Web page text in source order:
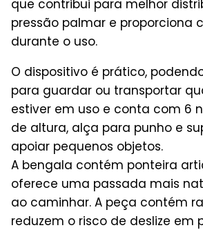
que contribui para melhor
pressão palmar e proporciona
durante o uso.
O dispositivo é prático,
para guardar ou transportar
estiver em uso e conta com 6
de altura, alça para punho e
apoiar pequenos objetos.
A bengala contém ponteira
oferece uma passada mais
ao caminhar. A peça contém
reduzem o risco de deslize em